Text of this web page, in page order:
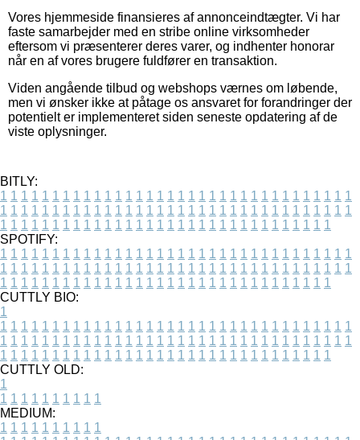
Vores hjemmeside finansieres af annonceindtægter. Vi har
faste samarbejder med en stribe online virksomheder
eftersom vi præsenterer deres varer, og indhenter honorar
når en af vores brugere fuldfører en transaktion.
Viden angående tilbud og webshops værnes om løbende,
men vi ønsker ikke at påtage os ansvaret for forandringer der
potentielt er implementeret siden seneste opdatering af de
viste oplysninger.
BITLY:
1 1 1 1 1 1 1 1 1 1 1 1 1 1 1 1 1 1 1 1 1 1 1 1 1 1 1 1 1 1 1 1 1 1
1 1 1 1 1 1 1 1 1 1 1 1 1 1 1 1 1 1 1 1 1 1 1 1 1 1 1 1 1 1 1 1 1 1
1 1 1 1 1 1 1 1 1 1 1 1 1 1 1 1 1 1 1 1 1 1 1 1 1 1 1 1 1 1 1 1
SPOTIFY:
1 1 1 1 1 1 1 1 1 1 1 1 1 1 1 1 1 1 1 1 1 1 1 1 1 1 1 1 1 1 1 1 1 1
1 1 1 1 1 1 1 1 1 1 1 1 1 1 1 1 1 1 1 1 1 1 1 1 1 1 1 1 1 1 1 1 1 1
1 1 1 1 1 1 1 1 1 1 1 1 1 1 1 1 1 1 1 1 1 1 1 1 1 1 1 1 1 1 1 1
CUTTLY BIO:
1
1 1 1 1 1 1 1 1 1 1 1 1 1 1 1 1 1 1 1 1 1 1 1 1 1 1 1 1 1 1 1 1 1 1
1 1 1 1 1 1 1 1 1 1 1 1 1 1 1 1 1 1 1 1 1 1 1 1 1 1 1 1 1 1 1 1 1 1
1 1 1 1 1 1 1 1 1 1 1 1 1 1 1 1 1 1 1 1 1 1 1 1 1 1 1 1 1 1 1 1
CUTTLY OLD:
1
1 1 1 1 1 1 1 1 1 1
MEDIUM:
1 1 1 1 1 1 1 1 1 1